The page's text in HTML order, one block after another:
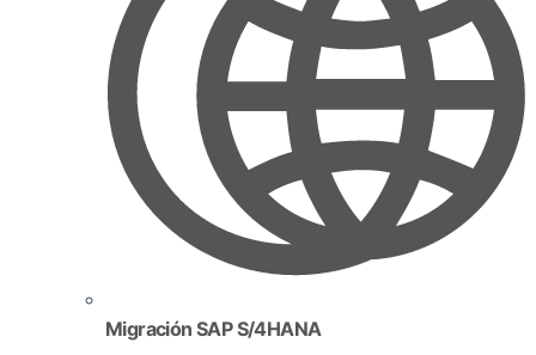
Migración SAP S/4HANA